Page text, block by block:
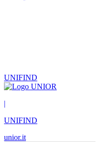
UNIFIND
|
UNIFIND
unior.it